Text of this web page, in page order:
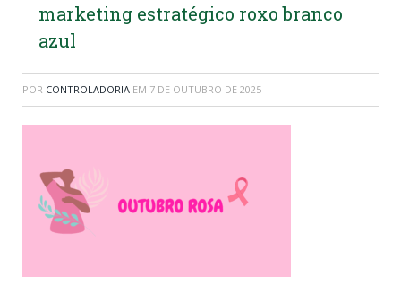
marketing estratégico roxo branco
azul
POR CONTROLADORIA EM 7 DE OUTUBRO DE 2025